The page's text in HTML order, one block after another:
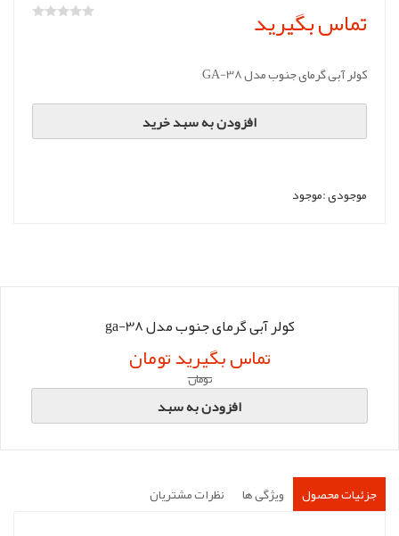
تماس بگیرید
کولر آبی گرمای جنوب مدل GA-38
افزودن به سبد خرید
موجودی :موجود
کولر آبی گرمای جنوب مدل ga-38
تماس بگیرید تومان
تومان
افزودن به سبد
جزئیات محصول ویژگی ها نظرات مشتریان